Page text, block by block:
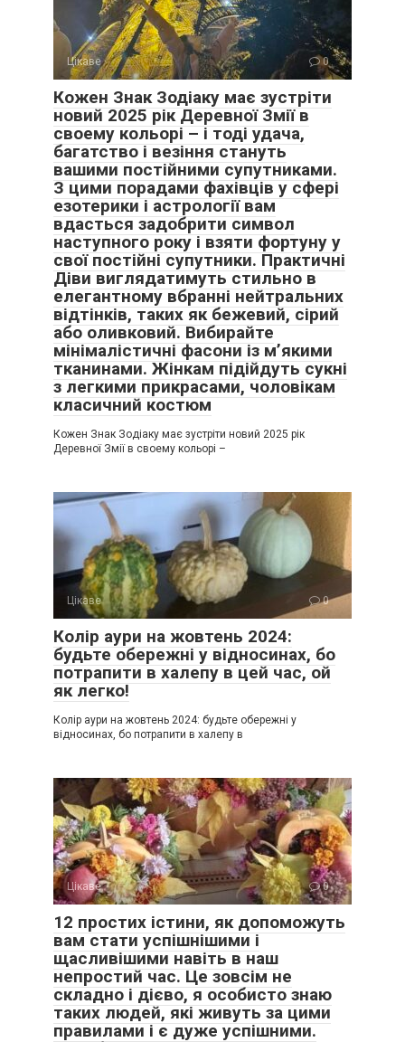
Цікаве 0
Кожен Знак Зодіаку має зустріти
новий 2025 рік Деревної Змії в
своему кольорі – і тоді удача,
багатство і везіння стануть
вашими постійними супутниками.
З цими порадами фахівців у сфері
езотерики і астрології вам
вдасться задобрити символ
наступного року і взяти фортуну у
свої постійні супутники. Практичні
Діви виглядатимуть стильно в
елегантному вбранні нейтральних
відтінків, таких як бежевий, сірий
або оливковий. Вибирайте
мінімалістичні фасони із м’якими
тканинами. Жінкам підійдуть сукні
з легкими прикрасами, чоловікам
класичний костюм
Кожен Знак Зодіаку має зустріти новий 2025 рік
Деревної Змії в своему кольорі –
Цікаве 0
Колір аури на жовтень 2024:
будьте обережні у відносинах, бо
потрапити в халепу в цей час, ой
як легко!
Колір аури на жовтень 2024: будьте обережні у
відносинах, бо потрапити в халепу в
Цікаве 0
12 простих істини, як допоможуть
вам стати успішнішими і
щасливішими навіть в наш
непростий час. Це зовсім не
складно і дієво, я особисто знаю
таких людей, які живуть за цими
правилами і є дуже успішними.